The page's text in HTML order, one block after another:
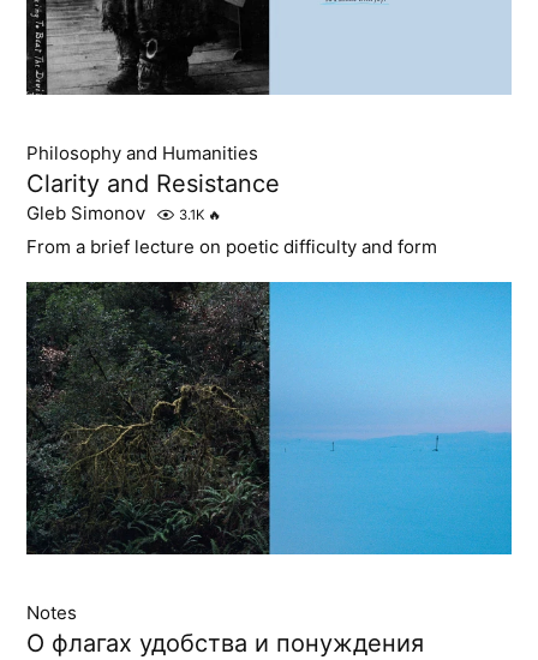
Philosophy and Humanities
Clarity and Resistance
Gleb Simonov 3.1K 🔥
From a brief lecture on poetic difficulty and form
Notes
О флагах удобства и понуждения